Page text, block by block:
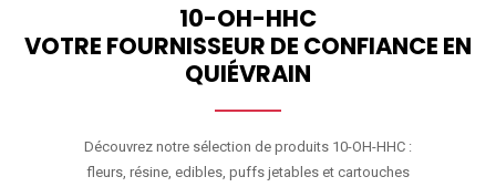
10-OH-HHC
VOTRE FOURNISSEUR DE CONFIANCE EN
QUIÉVRAIN
Découvrez notre sélection de produits 10-OH-HHC :
fleurs, résine, edibles, puffs jetables et cartouches